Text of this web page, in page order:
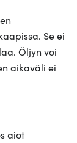
Se ei
Öljyn voi
aikaväli ei
aiot